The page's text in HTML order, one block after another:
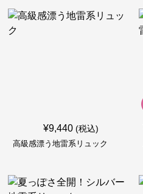
¥9,440 (税込)
高級感漂う地雷系リュック